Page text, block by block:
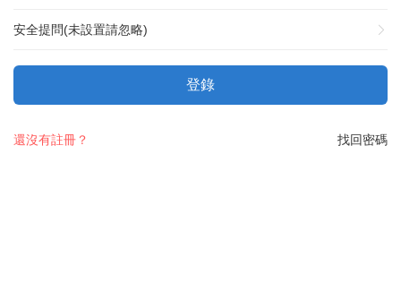
安全提問(未設置請忽略)
登錄
找回密碼
還沒有註冊？